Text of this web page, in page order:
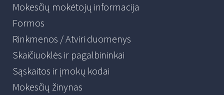
Mokesčių mokėtojų informacija
Formos
Rinkmenos / Atviri duomenys
Skaičiuoklės ir pagalbininkai
Sąskaitos ir įmokų kodai
Mokesčių žinynas